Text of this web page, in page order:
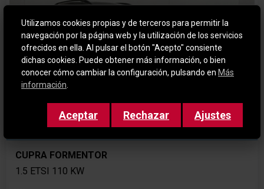
CUPRA FORMENTOR
1.5 ETSI 110 KW
Utilizamos cookies propias y de terceros para permitir la
navegación por la página web y la utilización de los servicios
ofrecidos en ella. Al pulsar el botón "Acepto" consiente
dichas cookies. Puede obtener más información, o bien
conocer cómo cambiar la configuración, pulsando en Más
información
Aceptar Rechazar Ajustes